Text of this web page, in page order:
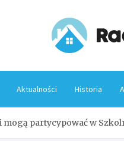
Aktualności Historia
mogą partycypować w